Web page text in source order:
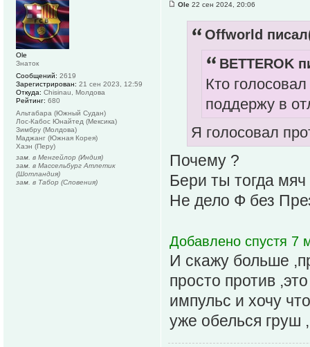
Ole 22 сен 2024, 20:06
Offworld
BETTEROK
Кто
поддержу в
Я голосовал
Почему ?
Бери ты тогда
Не дело Ф без
Добавлено спустя 7
И скажу больше
просто против
импульс и хочу
уже обелься груш
Ole
Знаток
Сообщений: 2619
Зарегистрирован: 21 сен 2023, 12:59
Откуда: Chisinau, Молдова
Рейтинг: 680
Альтабара (Южный Судан)
Лос-Кабос Юнайтед (Мексика)
Зимбру (Молдова)
Маджанг (Южная Корея)
Хаэн (Перу)
зам. в Менгейлор (Индия)
зам. в Массельбург Атлетик
(Шотландия)
зам. в Табор (Словения)